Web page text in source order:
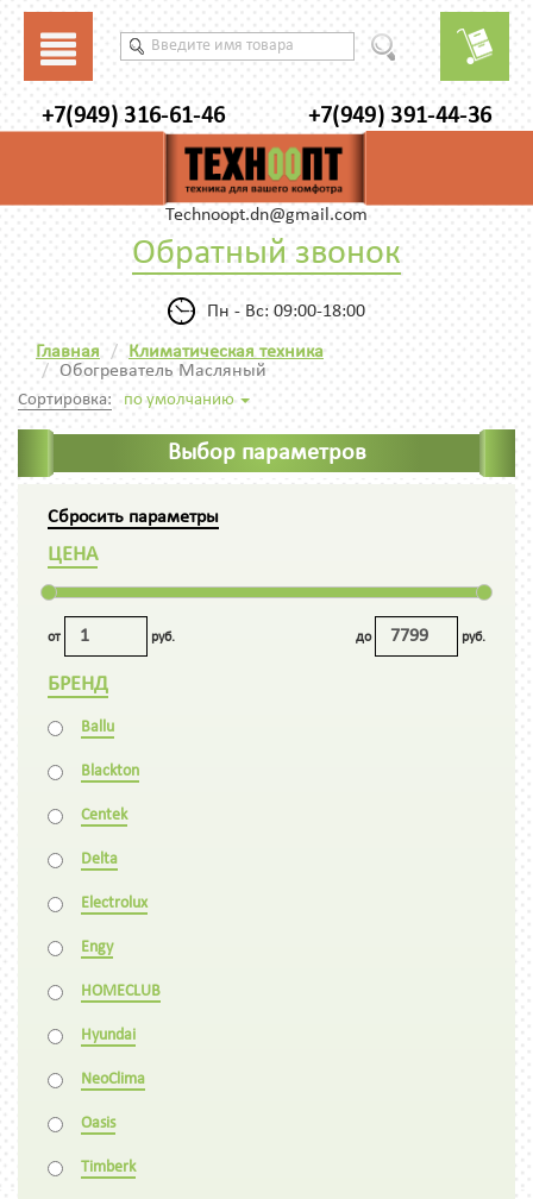
+7(949) 316-61-46 +7(949) 391-44-36
Technoopt.dn@gmail.com
Обратный звонок
Пн - Вс: 09:00-18:00
Главная
Климатическая техника
Обогреватель Масляный
Сортировка: по умолчанию
Выбор параметров
Сбросить параметры
ЦЕНА
от руб. до руб.
БРЕНД
Ballu
Blackton
Centek
Delta
Electrolux
Engy
HOMECLUB
Hyundai
NeoClima
Oasis
Timberk